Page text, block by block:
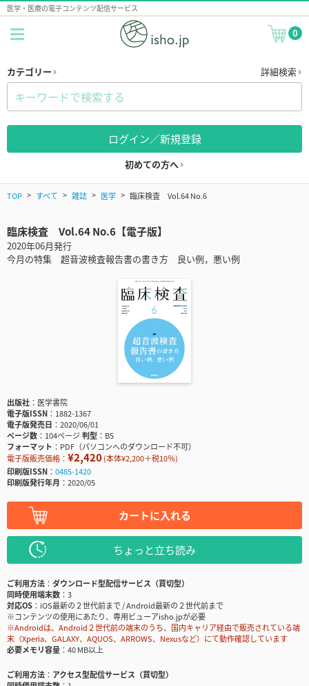
医学・医療の電子コンテンツ配信サービス
0
カテゴリー 詳細検索
ログイン／新規登録
初めての方へ
TOP すべて 雑誌 医学 臨床検査 Vol.64 No.6
臨床検査 Vol.64 No.6【電子版】
2020年06月発行
今月の特集 超音波検査報告書の書き方 良い例，悪い例
出版社
医学書院
電子版ISSN
1882-1367
電子版発売日
2020/06/01
ページ数
104ページ判型
B5
フォーマット
PDF（パソコンへのダウンロード不可）
電子版販売価格： ¥2,420(本体¥2,200＋税10％)
印刷版ISSN
0485-1420
印刷版発行年月
2020/05
カートに入れる
ちょっと立ち読み
ご利用方法
ダウンロード型配信サービス（買切型）
同時使用端末数
3
対応OS
iOS最新の２世代前まで / Android最新の２世代前まで
※コンテンツの使用にあたり、専用ビューアisho.jpが必要
※Androidは、Android２世代前の端末のうち、国内キャリア経由で販売されている端
末（Xperia、GALAXY、AQUOS、ARROWS、Nexusなど）にて動作確認しています
必要メモリ容量
40 MB以上
ご利用方法
アクセス型配信サービス（買切型）